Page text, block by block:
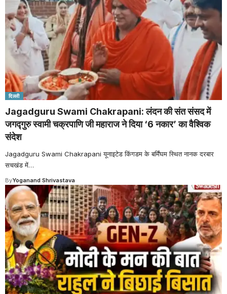
दिल्ली
Jagadguru Swami Chakrapani: लंदन की संत संसद में
जगद्गुरु स्वामी चक्रपाणि जी महाराज ने दिया ‘6 नकार’ का वैश्विक
संदेश
Jagadguru Swami Chakrapani यूनाइटेड किंगडम के बर्मिंघम स्थित नानक दरबार
सचखंड में…
ByYoganand Shrivastava